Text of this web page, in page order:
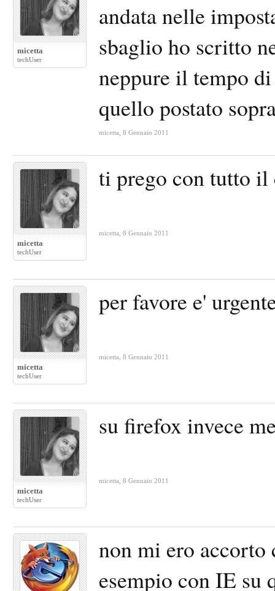
micetta
techUser
andata nelle
sbaglio ho scritto
neppure il tempo
quello postato
micetta 8 Gennaio 2011
micetta
techUser
ti prego con tutto il
micetta 8 Gennaio 2011
micetta
techUser
per favore e'
micetta 8 Gennaio 2011
micetta
techUser
su firefox invece
micetta 8 Gennaio 2011
non mi ero accorto
esempio con IE su